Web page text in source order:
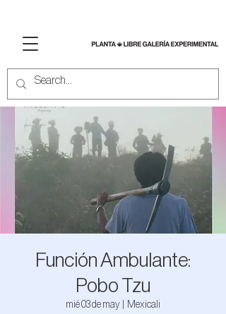
Función Ambulante:
Pobo Tzu
mié 03 de may Mexicali